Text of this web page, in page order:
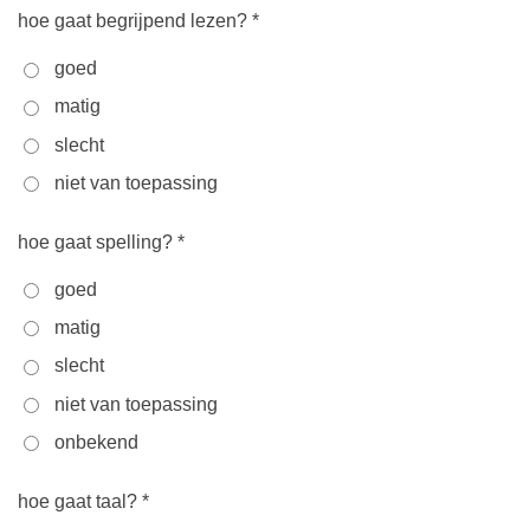
hoe gaat begrijpend lezen? *
goed
matig
slecht
niet van toepassing
hoe gaat spelling? *
goed
matig
slecht
niet van toepassing
onbekend
hoe gaat taal? *